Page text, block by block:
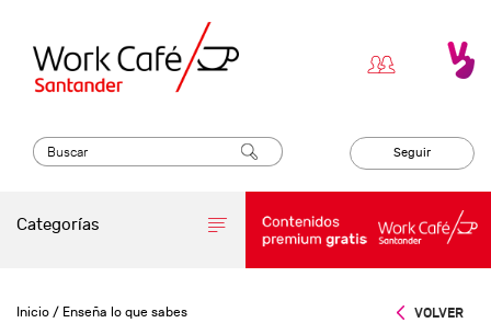
Seguir
Categorías
Inicio / Enseña lo que sabes VOLVER